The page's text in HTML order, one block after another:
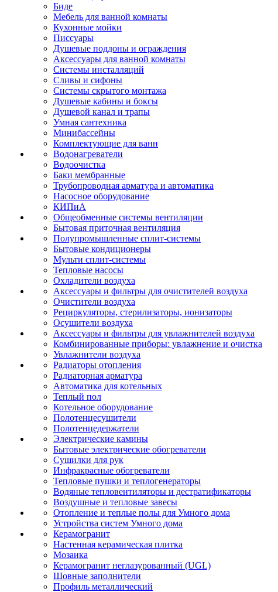
Биде
Мебель для ванной комнаты
Кухонные мойки
Писсуары
Душевые поддоны и ограждения
Аксессуары для ванной комнаты
Системы инсталляций
Сливы и сифоны
Системы скрытого монтажа
Душевые кабины и боксы
Душевой канал и трапы
Умная сантехника
Минибассейны
Комплектующие для ванн
Водонагреватели
Водоочистка
Баки мембранные
Трубопроводная арматура и автоматика
Насосное оборудование
КИПиА
Общеобменные системы вентиляции
Бытовая приточная вентиляция
Полупромышленные сплит-системы
Бытовые кондиционеры
Мульти сплит-системы
Тепловые насосы
Охладители воздуха
Аксессуары и фильтры для очистителей воздуха
Очистители воздуха
Рециркуляторы, стерилизаторы, ионизаторы
Осушители воздуха
Аксессуары и фильтры для увлажнителей воздуха
Комбинированные приборы: увлажнение и очистка
Увлажнители воздуха
Радиаторы отопления
Радиаторная арматура
Автоматика для котельных
Теплый пол
Котельное оборудование
Полотенцесушители
Полотенцедержатели
Электрические камины
Бытовые электрические обогреватели
Сушилки для рук
Инфракрасные обогреватели
Тепловые пушки и теплогенераторы
Водяные тепловентиляторы и дестратификаторы
Воздушные и тепловые завесы
Отопление и теплые полы для Умного дома
Устройства систем Умного дома
Керамогранит
Настенная керамическая плитка
Мозаика
Керамогранит неглазурованный (UGL)
Шовные заполнители
Профиль металлический